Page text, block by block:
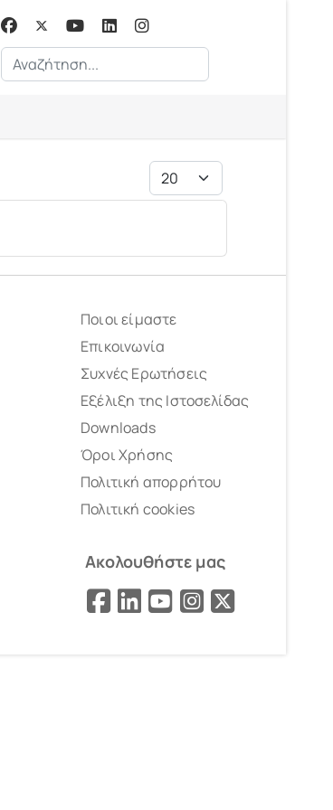
Αναζήτηση...
Εμφάνιση #
Ποιοι είμαστε
Επικοινωνία
Συχνές Ερωτήσεις
Εξέλιξη της Ιστοσελίδας
Downloads
Όροι Χρήσης
Πολιτική απορρήτου
Πολιτική cookies
Ακολουθήστε μας
Facebook
LinkedIn
YouTube
Instagram
X